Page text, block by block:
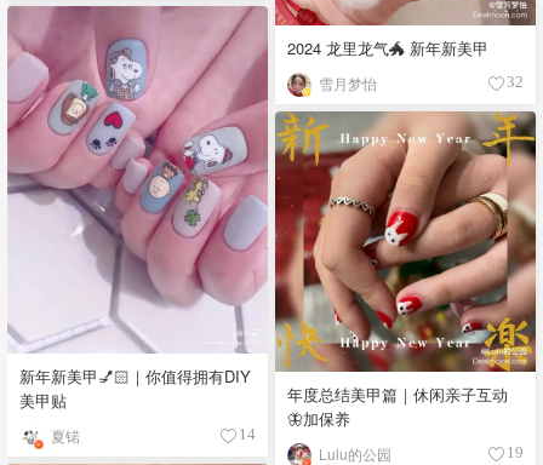
2024 龙里龙气🐲 新年新美甲
雪月梦怡 32
新年新美甲💅🏻｜你值得拥有DIY
美甲贴
夏锘 14
年度总结美甲篇｜休闲亲子互动
🦋加保养
Lulu的公园 19